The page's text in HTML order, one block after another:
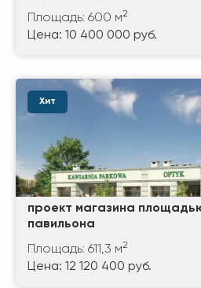
Площадь: 600 м2
Цена: 10 400 000 руб.
Хит
проект магазина
павильона
Площадь: 611,3 м2
Цена: 12 120 400 руб.